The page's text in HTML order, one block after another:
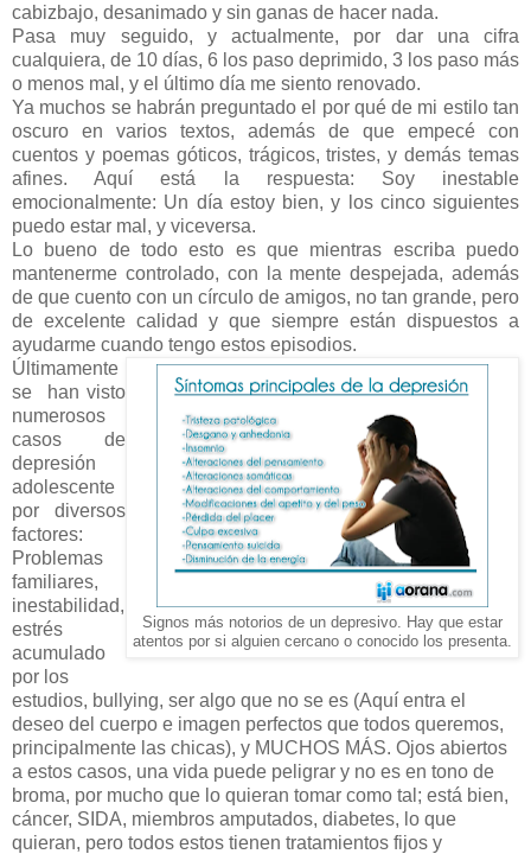
cabizbajo, desanimado y sin ganas de hacer nada.
Pasa muy seguido, y actualmente, por dar una cifra
cualquiera, de 10 días, 6 los paso deprimido, 3 los paso más
o menos mal, y el último día me siento renovado.
Ya muchos se habrán preguntado el por qué de mi estilo tan
oscuro en varios textos, además de que empecé con
cuentos y poemas góticos, trágicos, tristes, y demás temas
afines. Aquí está la respuesta: Soy inestable
emocionalmente: Un día estoy bien, y los cinco siguientes
puedo estar mal, y viceversa.
Lo bueno de todo esto es que mientras escriba puedo
mantenerme controlado, con la mente despejada, además
de que cuento con un círculo de amigos, no tan grande, pero
de excelente calidad y que siempre están dispuestos a
ayudarme cuando tengo estos episodios.
Signos más notorios de un depresivo. Hay que estar
atentos por si alguien cercano o conocido los presenta.
Últimamente
se han visto
numerosos
casos de
depresión
adolescente
por diversos
factores:
Problemas
familiares,
inestabilidad,
estrés
acumulado
por los
estudios, bullying, ser algo que no se es (Aquí entra el
deseo del cuerpo e imagen perfectos que todos queremos,
principalmente las chicas), y MUCHOS MÁS. Ojos abiertos
a estos casos, una vida puede peligrar y no es en tono de
broma, por mucho que lo quieran tomar como tal; está bien,
cáncer, SIDA, miembros amputados, diabetes, lo que
quieran, pero todos estos tienen tratamientos fijos y